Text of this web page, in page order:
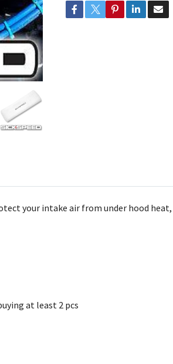
your intake air from under hood
at least 2 pcs